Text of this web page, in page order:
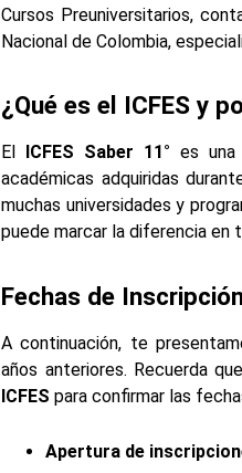
Cursos Preuniversitarios,
Nacional de Colombia,
¿Qué es el ICFES y
El ICFES Saber 11° es una
académicas adquiridas
muchas universidades y
puede marcar la diferencia en
Fechas de
A continuación, te
años anteriores. Recuerda
ICFES para confirmar las
Apertura de